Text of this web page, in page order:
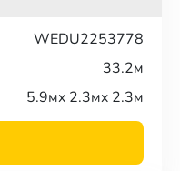
WEDU2253778
33.2м
5.9мx 2.3мx 2.3м